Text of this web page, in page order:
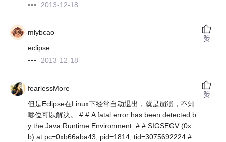
2013-12-18
mlybcao
eclipse
2013-12-18
赞
fearlessMore
但是Eclipse在Linux下经常自动退出，就是崩溃，不知
哪位可以解决。 # # A fatal error has been detected b
y the Java Runtime Environment: # # SIGSEGV (0x
b) at pc=0xb66aba43, pid=1814, tid=3075692224 #
赞